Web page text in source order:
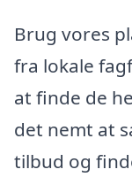
Brug vores
fra lokale
at finde de
det nemt at
tilbud og